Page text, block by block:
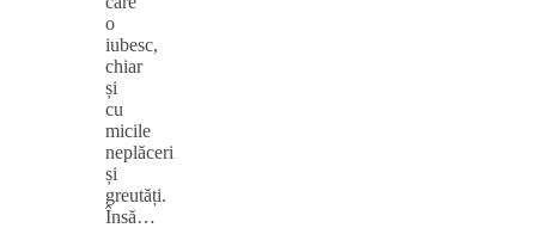
o
iubesc,
chiar
și
cu
micile
neplăceri
și
greutăți.
Însă…